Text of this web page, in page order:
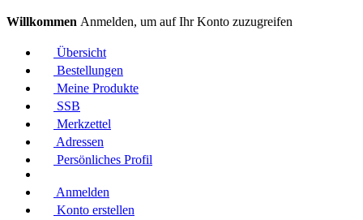
Willkommen Anmelden, um auf Ihr Konto zuzugreifen
Übersicht
Bestellungen
Meine Produkte
SSB
Merkzettel
Adressen
Persönliches Profil
Anmelden
Konto erstellen